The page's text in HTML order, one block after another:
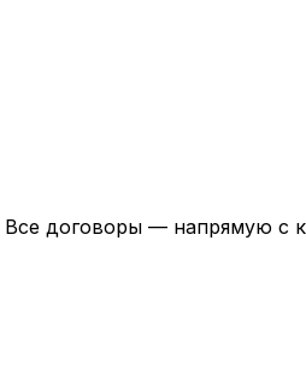
договоры — напрямую с